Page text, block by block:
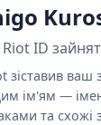
ID
зіставив ваш
ім'ям —
та схожі